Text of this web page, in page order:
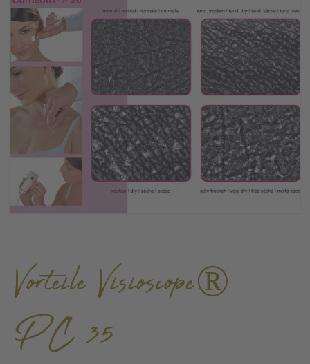
Vorteile Visioscope®
PC 35